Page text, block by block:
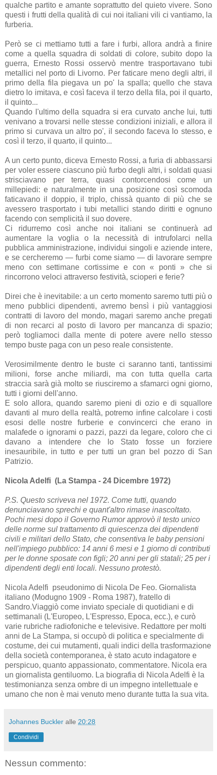
qualche partito e amante soprattutto del quieto vivere. Sono
questi i frutti della qualità di cui noi italiani vili ci vantiamo, la
furberia.
Però se ci mettiamo tutti a fare i furbi, allora andrà a finire
come a quella squadra di soldati di colore, subito dopo la
guerra, Ernesto Rossi osservò mentre trasportavano tubi
metallici nel porto di Livorno. Per faticare meno degli altri, il
primo della fila piegava un po' la spalla; quello che stava
dietro lo imitava, e così faceva il terzo della fila, poi il quarto,
il quinto...
Quando l'ultimo della squadra si era curvato anche lui, tutti
venivano a trovarsi nelle stesse condizioni iniziali, e allora il
primo si curvava un altro po', il secondo faceva lo stesso, e
così il terzo, il quarto, il quinto...
A un certo punto, diceva Ernesto Rossi, a furia di abbassarsi
per voler essere ciascuno più furbo degli altri, i soldati quasi
strisciavano per terra, quasi contorcendosi come un
millepiedi: e naturalmente in una posizione così scomoda
faticavano il doppio, il triplo, chissà quanto di più che se
avessero trasportato i tubi metallici stando diritti e ognuno
facendo con semplicità il suo dovere.
Ci ridurremo così anche noi italiani se continuerà ad
aumentare la voglia o la necessità di intrufolarci nella
pubblica amministrazione, individui singoli e aziende intere,
e se cercheremo — furbi come siamo — di lavorare sempre
meno con settimane cortissime e con « ponti » che si
rincorrono veloci attraverso festività, scioperi e ferie?
Direi che è inevitabile: a un certo momento saremo tutti più o
meno pubblici dipendenti, avremo bensì i più vantaggiosi
contratti di lavoro del mondo, magari saremo anche pregati
di non recarci al posto di lavoro per mancanza di spazio;
però togliamoci dalla mente di potere avere nello stesso
tempo buste paga con un peso reale consistente.
Verosimilmente dentro le buste ci saranno tanti, tantissimi
milioni, forse anche miliardi, ma con tutta quella carta
straccia sarà già molto se riusciremo a sfamarci ogni giorno,
tutti i giorni dell'anno.
E solo allora, quando saremo pieni di ozio e di squallore
davanti al muro della realtà, potremo infine calcolare i costi
esosi delle nostre furberie e convincerci che erano in
malafede o ignorami o pazzi, pazzi da legare, coloro che ci
davano a intendere che lo Stato fosse un forziere
inesauribile, in tutto e per tutti un gran bel pozzo di San
Patrizio.
Nicola Adelfi (La Stampa - 24 Dicembre 1972)
P.S. Questo scriveva nel 1972. Come tutti, quando
denunciavano sprechi e quant'altro rimase inascoltato.
Pochi mesi dopo il Governo Rumor approvò il testo unico
delle norme sul trattamento di quiescenza dei dipendenti
civili e militari dello Stato, che consentiva le baby pensioni
nell'impiego pubblico: 14 anni 6 mesi e 1 giorno di contributi
per le donne sposate con figli; 20 anni per gli statali; 25 per i
dipendenti degli enti locali. Nessuno protestò.
Nicola Adelfi pseudonimo di Nicola De Feo. Giornalista
italiano (Modugno 1909 - Roma 1987), fratello di
Sandro.Viaggiò come inviato speciale di quotidiani e di
settimanali (L'Europeo, L'Espresso, Epoca, ecc.), e curò
varie rubriche radiofoniche e televisive. Redattore per molti
anni de La Stampa, si occupò di politica e specialmente di
costume, dei cui mutamenti, quali indici della trasformazione
della società contemporanea, è stato acuto indagatore e
perspicuo, quanto appassionato, commentatore. Nicola era
un giornalista gentiluomo. La biografia di Nicola Adelfi è la
testimonianza senza ombre di un impegno intellettuale e
umano che non è mai venuto meno durante tutta la sua vita.
Johannes Buckler alle 20:28
Condividi
Nessun commento: